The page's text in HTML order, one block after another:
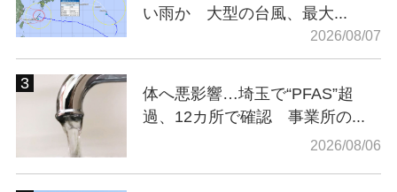
い雨か 大型の台風、最大...
2026/08/07
体へ悪影響…埼玉で“PFAS”超
過、12カ所で確認 事業所の...
2026/08/06